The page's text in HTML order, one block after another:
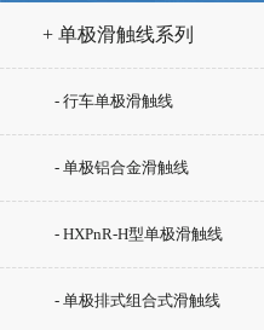
+ 单极滑触线系列
- 行车单极滑触线
- 单极铝合金滑触线
- HXPnR-H型单极滑触线
- 单极排式组合式滑触线